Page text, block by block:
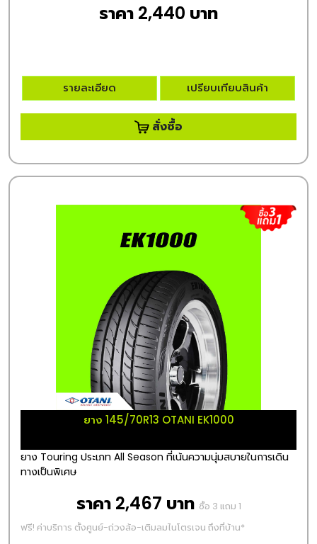
ราคา 2,440 บาท
รายละเอียด เปรียบเทียบสินค้า
สั่งซื้อ
ยาง 145/70R13 OTANI EK1000
ยาง Touring ประเภท All Season ที่เน้นความนุ่มสบายในการเดิน
ทางเป็นพิเศษ
ราคา 2,467 บาท ซื้อ 3 แถม 1
ฟรี! ค่าบริการ ตั้งศูนย์-ถ่วงล้อ-เติมลมไนโตรเจน ถึงที่บ้าน*